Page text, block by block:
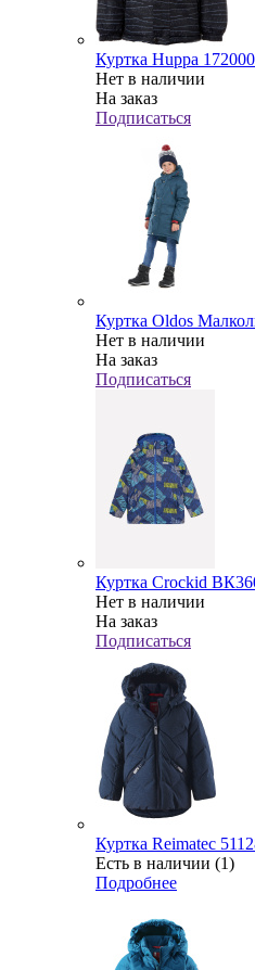
Куртка Huppa
Нет в наличии
На заказ
Подписаться
Куртка Oldos
Нет в наличии
На заказ
Подписаться
Куртка Crockid
Нет в наличии
На заказ
Подписаться
Куртка Reimatec
Есть в наличии (1)
Подробнее